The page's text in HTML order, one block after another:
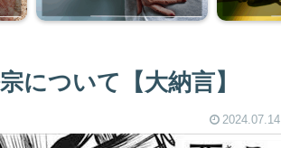
について【大納言】
2024.07.14